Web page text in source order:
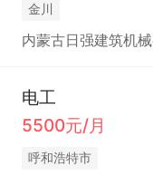
金川
内蒙古日强建筑机
电工
5500元/月
呼和浩特市